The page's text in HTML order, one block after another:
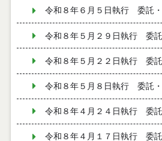
令和８年６月５日執行 委託
令和８年５月２９日執行 委
令和８年５月２２日執行 委
令和８年５月８日執行 委託
令和８年４月２４日執行 委
令和８年４月１７日執行 委